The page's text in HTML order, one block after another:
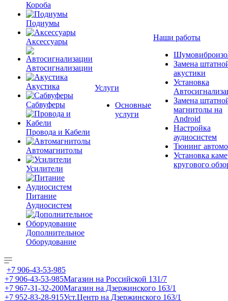
Короба
Подиумы
Аксессуары
Автосигнализации
Акустика
Сабвуферы
Провода и Кабели
Автомагнитолы
Усилители
Питание
Аудиосистем
Дополнительное
Оборудование
Услуги
Основные
услуги
Наши работы
Замена
акустики
Установка
Замена
магнитолы на
Android
Настройка
аудиосистем
Тюнинг
Установка
кругового
+7 906-43-53-985
+7 906-43-53-985Магазин на Российской 131/7
+7 967-31-32-200Магазин на Дзержинского 163/1
+7 952-83-28-915Уст.Центр на Дзержинского 163/1